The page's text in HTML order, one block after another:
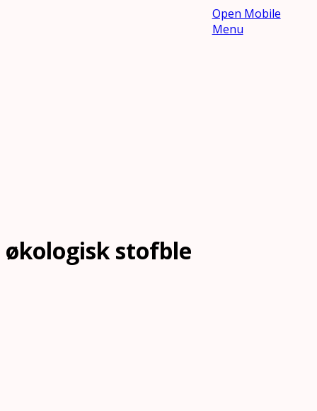
Open Mobile
Menu
økologisk stofble